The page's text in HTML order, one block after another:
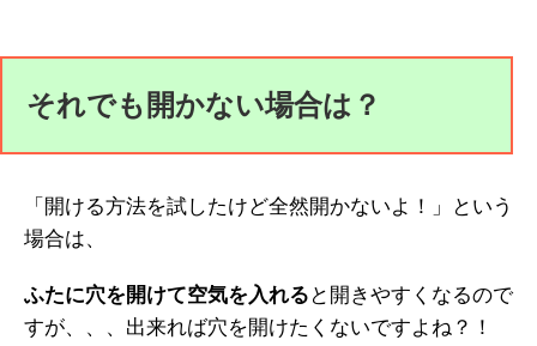
それでも開かない場合は？
「開ける方法を試したけど全然開かないよ！」という
場合は、
ふたに穴を開けて空気を入れる と開きやすくなるので
すが、、、出来れば穴を開けたくないですよね？！